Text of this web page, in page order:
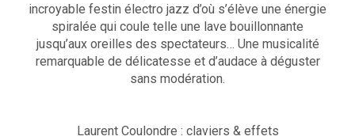
incroyable festin électro jazz d’où s’élève une énergie
spiralée qui coule telle une lave bouillonnante
jusqu’aux oreilles des spectateurs… Une musicalité
remarquable de délicatesse et d’audace à déguster
sans modération.
Laurent Coulondre : claviers & effets